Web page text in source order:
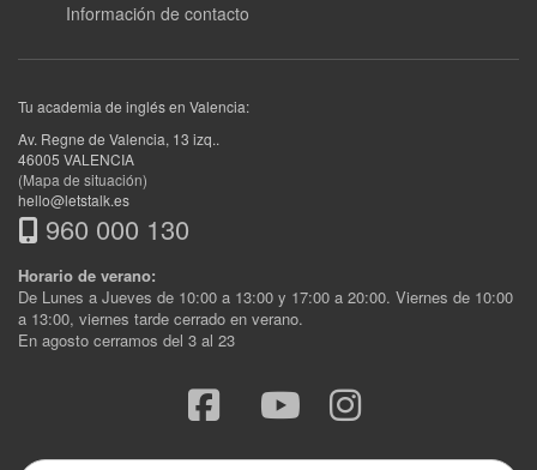
Información de contacto
Tu academia de inglés en Valencia:
Av. Regne de Valencia, 13 izq..
46005 VALENCIA
(Mapa de situación)
hello@letstalk.es
960 000 130
Horario de verano:
De Lunes a Jueves de 10:00 a 13:00 y 17:00 a 20:00. Viernes de 10:00
a 13:00, viernes tarde cerrado en verano.
En agosto cerramos del 3 al 23